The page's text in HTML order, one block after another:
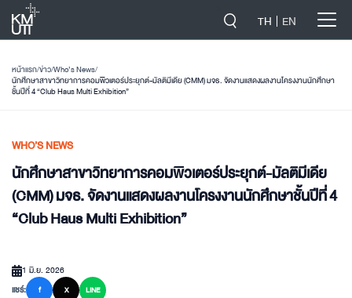
TH EN
หน้าแรก/ข่าว/Who’s News/
นักศึกษาสาขาวิทยาการคอมพิวเตอร์ประยุกต์-มัลติมีเดีย (CMM) มจธ. จัดงานแสดงผลงานโครงงานนักศึกษา
ชั้นปีที่ 4 “Club Haus Multi Exhibition”
WHO’S NEWS
นักศึกษาสาขาวิทยาการคอมพิวเตอร์ประยุกต์-มัลติมีเดีย
(CMM) มจธ. จัดงานแสดงผลงานโครงงานนักศึกษาชั้นปีที่ 4
“Club Haus Multi Exhibition”
1 มิ.ย. 2026
แชร์:
f X LINE